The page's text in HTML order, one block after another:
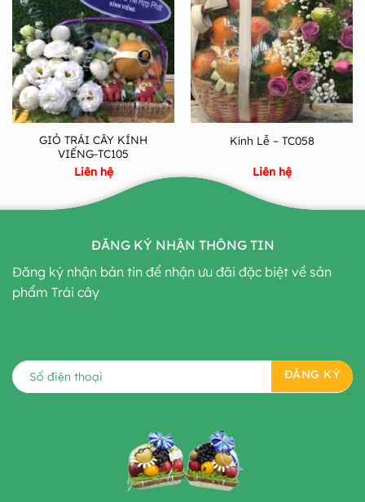
GIỎ TRÁI CÂY KÍNH
VIẾNG-TC105
Liên hệ
Kính Lễ – TC058
Liên hệ
ĐĂNG KÝ NHẬN THÔNG TIN
Đăng ký nhận bản tin để nhận ưu đãi đặc biệt về sản
phẩm Trái cây